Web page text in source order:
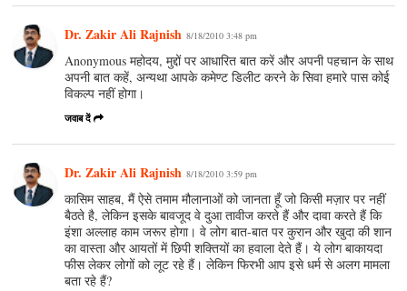
Dr. Zakir Ali Rajnish 8/18/2010 3:48 pm
Anonymous महोदय, मुद्दों पर आधारित बात करें और अपनी पहचान के साथ
अपनी बात कहें, अन्यथा आपके कमेण्ट डिलीट करने के ‍सिवा हमारे पास कोई
विकल्प नहीं होगा।
जवाब दें
Dr. Zakir Ali Rajnish 8/18/2010 3:59 pm
कासिम साहब, मैं ऐसे तमाम मौलानाओं को जानता हूँ जो किसी मज़ार पर नहीं
बैठते है, लेकिन इसके बावजूद वे दुआ तावीज करते हैं और दावा करते हैं कि
इंशा अल्लाह काम जरूर होगा। वे लोग बात-बात पर कुरान और खुदा की शान
का वास्ता और आयतों में छिपी शक्तियों का हवाला देते हैं। ये लोग बाकायदा
फीस लेकर लोगों को लूट रहे हैं। लेकिन फिरभी आप इसे धर्म से अलग मामला
बता रहे हैं?